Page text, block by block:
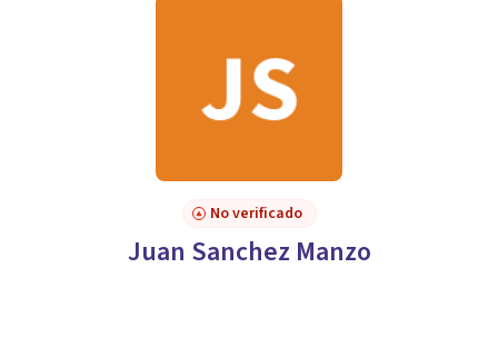
No verificado
Juan Sanchez Manzo